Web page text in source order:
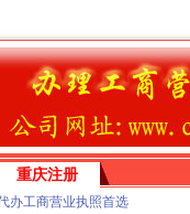
）
工商注册）
）
册）
权）
重庆注册
办工商营业执照首选